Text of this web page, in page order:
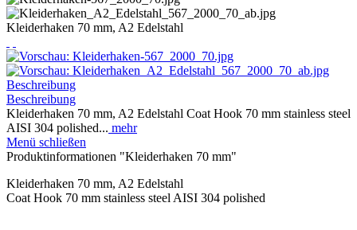
Kleiderhaken 70 mm, A2 Edelstahl
Beschreibung
Beschreibung
Kleiderhaken 70 mm, A2 Edelstahl Coat Hook 70 mm stainless steel
AISI 304 polished... mehr
Menü schließen
Produktinformationen "Kleiderhaken 70 mm"
Kleiderhaken 70 mm, A2 Edelstahl
Coat Hook 70 mm stainless steel AISI 304 polished